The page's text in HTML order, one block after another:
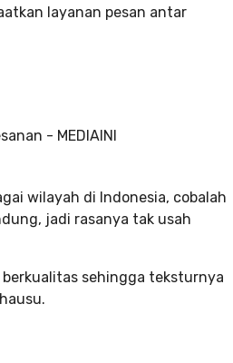
layanan pesan antar
wilayah di Indonesia, cobalah
jadi rasanya tak usah
berkualitas sehingga teksturnya